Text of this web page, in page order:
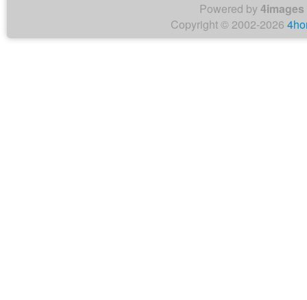
Powered by4images
Copyright © 2002-2026